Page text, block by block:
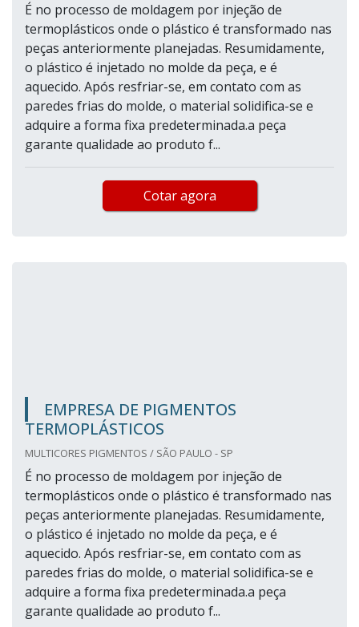
É no processo de moldagem por injeção de
termoplásticos onde o plástico é transformado nas
peças anteriormente planejadas. Resumidamente,
o plástico é injetado no molde da peça, e é
aquecido. Após resfriar-se, em contato com as
paredes frias do molde, o material solidifica-se e
adquire a forma fixa predeterminada.a peça
garante qualidade ao produto f...
Cotar agora
EMPRESA DE PIGMENTOS
TERMOPLÁSTICOS
MULTICORES PIGMENTOS / SÃO PAULO - SP
É no processo de moldagem por injeção de
termoplásticos onde o plástico é transformado nas
peças anteriormente planejadas. Resumidamente,
o plástico é injetado no molde da peça, e é
aquecido. Após resfriar-se, em contato com as
paredes frias do molde, o material solidifica-se e
adquire a forma fixa predeterminada.a peça
garante qualidade ao produto f...